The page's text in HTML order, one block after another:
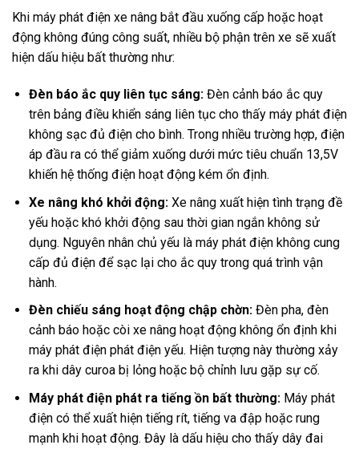
Khi máy phát điện xe nâng bắt đầu xuống cấp hoặc hoạt
động không đúng công suất, nhiều bộ phận trên xe sẽ xuất
hiện dấu hiệu bất thường như:
Đèn báo ắc quy liên tục sáng: Đèn cảnh báo ắc quy
trên bảng điều khiển sáng liên tục cho thấy máy phát điện
không sạc đủ điện cho bình. Trong nhiều trường hợp, điện
áp đầu ra có thể giảm xuống dưới mức tiêu chuẩn 13,5V
khiến hệ thống điện hoạt động kém ổn định.
Xe nâng khó khởi động: Xe nâng xuất hiện tình trạng đề
yếu hoặc khó khởi động sau thời gian ngắn không sử
dụng. Nguyên nhân chủ yếu là máy phát điện không cung
cấp đủ điện để sạc lại cho ắc quy trong quá trình vận
hành.
Đèn chiếu sáng hoạt động chập chờn:Đèn pha, đèn
cảnh báo hoặc còi xe nâng hoạt động không ổn định khi
máy phát điện phát điện yếu. Hiện tượng này thường xảy
ra khi dây curoa bị lỏng hoặc bộ chỉnh lưu gặp sự cố.
Máy phát điện phát ra tiếng ồn bất thường: Máy phát
điện có thể xuất hiện tiếng rít, tiếng va đập hoặc rung
mạnh khi hoạt động. Đây là dấu hiệu cho thấy dây đai